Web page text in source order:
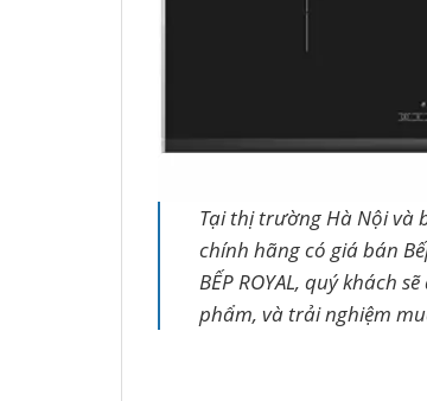
Tại thị trường Hà Nội và
chính hãng có giá bán
BẾP ROYAL, quý khách
phẩm, và trải nghiệm